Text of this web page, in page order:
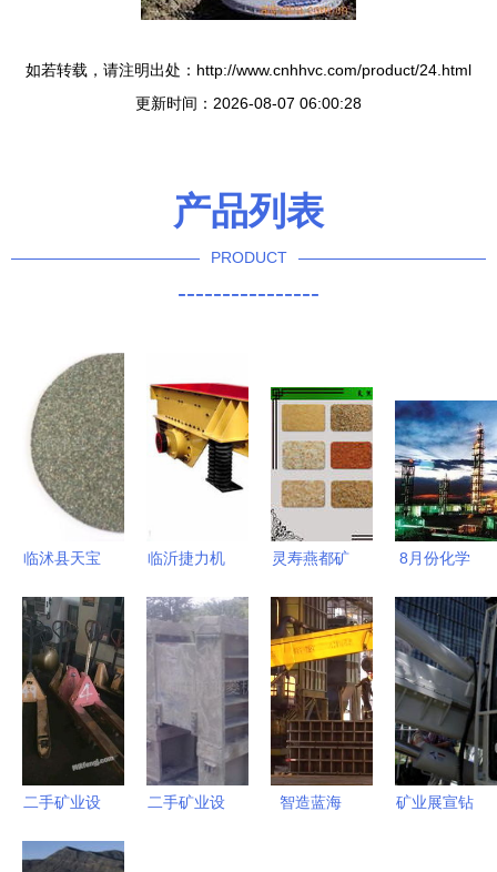
如若转载，请注明出处：http://www.cnhhvc.com/product/24.html
更新时间：2026-08-07 06:00:28
产品列表
PRODUCT
----------------
临沭县天宝
非金属矿
产，引领采
矿业绿色发
临沂捷力机
送设备全系
列产品一览
灵寿燕都矿
砂、染色彩
砂与特种矿
物加工专家
8月份化学
增长1.2%
化工产业稳
步回升，支
持工业经济
实现韧性与
转型
二手矿业设
二手矿业设
智造蓝海
矿业展宣钻